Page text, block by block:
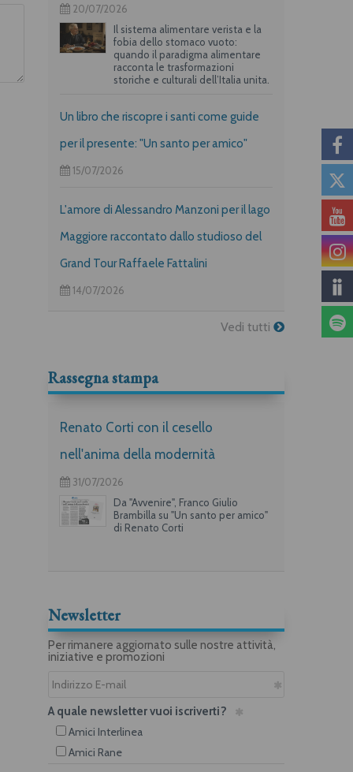
20/07/2026
Il sistema alimentare verista e la
fobia dello stomaco vuoto:
quando il paradigma alimentare
racconta le trasformazioni
storiche e culturali dell’Italia unita.
Un libro che riscopre i santi come guide
per il presente: "Un santo per amico"
15/07/2026
L'amore di Alessandro Manzoni per il lago
Maggiore raccontato dallo studioso del
Grand Tour Raffaele Fattalini
14/07/2026
Vedi tutti
Rassegna stampa
Renato Corti con il cesello
nell'anima della modernità
31/07/2026
Da "Avvenire", Franco Giulio
Brambilla su "Un santo per amico"
di Renato Corti
Newsletter
Per rimanere aggiornato sulle nostre attività,
iniziative e promozioni
A quale newsletter vuoi iscriverti?
Amici Interlinea
Amici Rane